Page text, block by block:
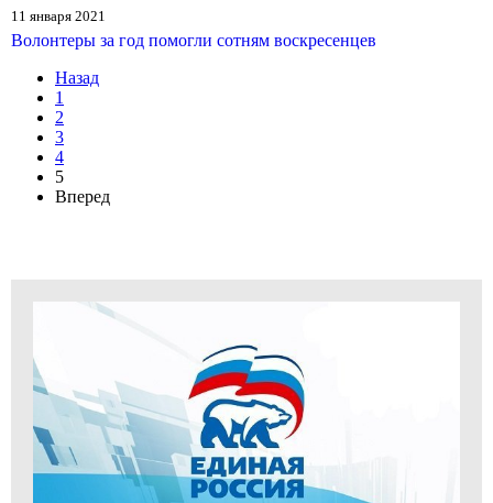
11 января 2021
Волонтеры за год помогли сотням воскресенцев
Назад
1
2
3
4
5
Вперед